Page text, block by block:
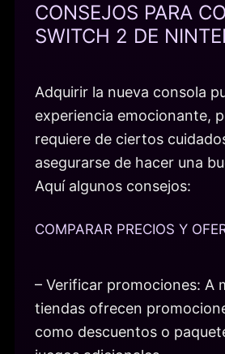
CONSEJOS PARA
SWITCH 2 DE
Adquirir la nueva consola
experiencia emocionante,
requiere de ciertos
asegurarse de hacer una
Aquí algunos consejos:
COMPARAR PRECIOS Y
– Verificar promociones: A
tiendas ofrecen
como descuentos o